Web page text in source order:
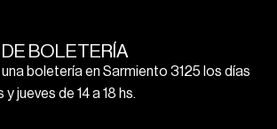
BOLETERÍA
boletería en Sarmiento 3125 los días
jueves de 14 a 18 hs.